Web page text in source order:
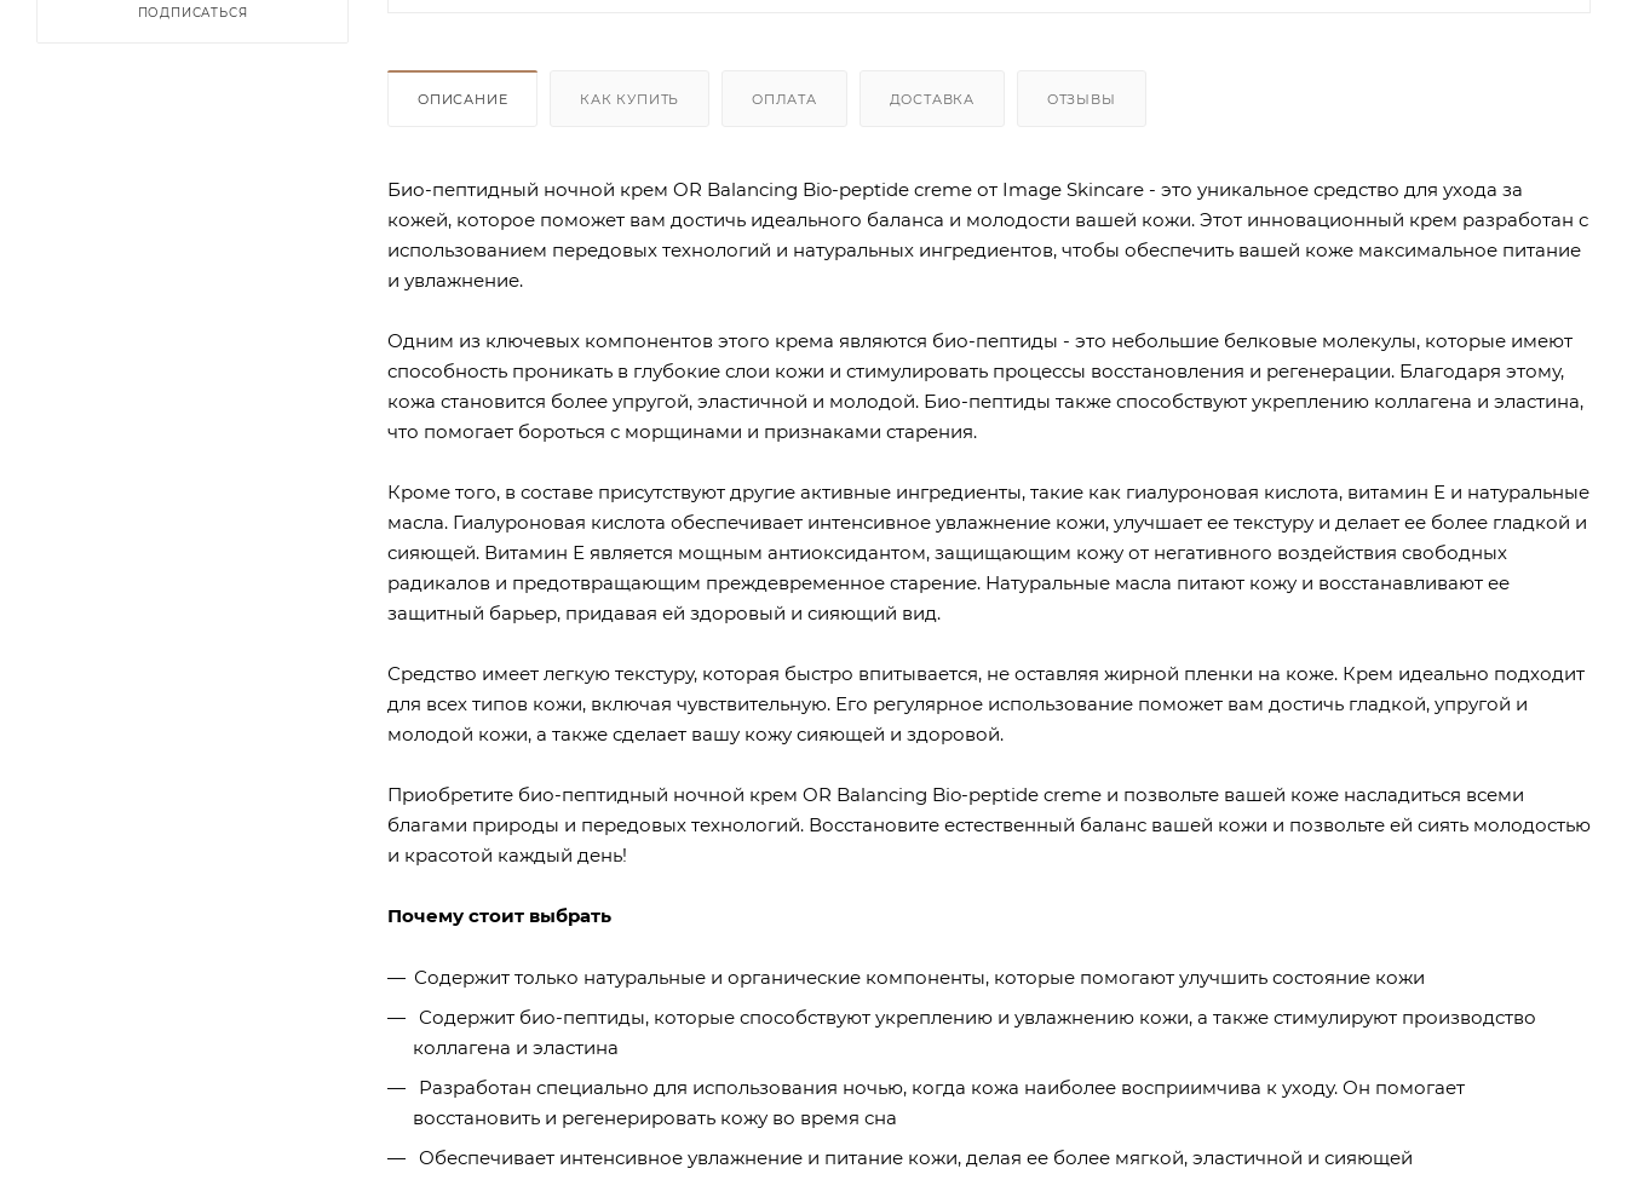
ОПИСАНИЕ КАК КУПИТЬ ОПЛАТА ДОСТАВКА ОТЗЫВЫ
Био-пептидный ночной крем OR Balancing Bio-peptide creme от Image Skincare - это уникальное средство для ухода за
кожей, которое поможет вам достичь идеального баланса и молодости вашей кожи. Этот инновационный крем разработан с
использованием передовых технологий и натуральных ингредиентов, чтобы обеспечить вашей коже максимальное питание
и увлажнение.
Одним из ключевых компонентов этого крема являются био-пептиды - это небольшие белковые молекулы, которые имеют
способность проникать в глубокие слои кожи и стимулировать процессы восстановления и регенерации. Благодаря этому,
кожа становится более упругой, эластичной и молодой. Био-пептиды также способствуют укреплению коллагена и эластина,
что помогает бороться с морщинами и признаками старения.
Кроме того, в составе присутствуют другие активные ингредиенты, такие как гиалуроновая кислота, витамин Е и натуральные
масла. Гиалуроновая кислота обеспечивает интенсивное увлажнение кожи, улучшает ее текстуру и делает ее более гладкой и
сияющей. Витамин Е является мощным антиоксидантом, защищающим кожу от негативного воздействия свободных
радикалов и предотвращающим преждевременное старение. Натуральные масла питают кожу и восстанавливают ее
защитный барьер, придавая ей здоровый и сияющий вид.
Средство имеет легкую текстуру, которая быстро впитывается, не оставляя жирной пленки на коже. Крем идеально подходит
для всех типов кожи, включая чувствительную. Его регулярное использование поможет вам достичь гладкой, упругой и
молодой кожи, а также сделает вашу кожу сияющей и здоровой.
Приобретите био-пептидный ночной крем OR Balancing Bio-peptide creme и позвольте вашей коже насладиться всеми
благами природы и передовых технологий. Восстановите естественный баланс вашей кожи и позвольте ей сиять молодостью
и красотой каждый день!
Почему стоит выбрать
Содержит только натуральные и органические компоненты, которые помогают улучшить состояние кожи
Содержит био-пептиды, которые способствуют укреплению и увлажнению кожи, а также стимулируют производство
коллагена и эластина
Разработан специально для использования ночью, когда кожа наиболее восприимчива к уходу. Он помогает
восстановить и регенерировать кожу во время сна
Обеспечивает интенсивное увлажнение и питание кожи, делая ее более мягкой, эластичной и сияющей
ПОДПИСАТЬСЯ